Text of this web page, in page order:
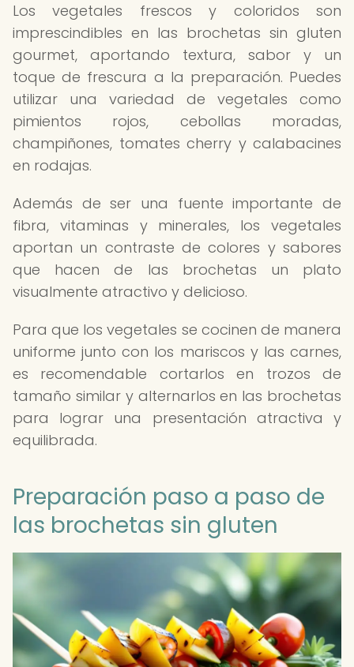
Los vegetales frescos y coloridos son
imprescindibles en las brochetas sin gluten
gourmet, aportando textura, sabor y un
toque de frescura a la preparación. Puedes
utilizar una variedad de vegetales como
pimientos rojos, cebollas moradas,
champiñones, tomates cherry y calabacines
en rodajas.
Además de ser una fuente importante de
fibra, vitaminas y minerales, los vegetales
aportan un contraste de colores y sabores
que hacen de las brochetas un plato
visualmente atractivo y delicioso.
Para que los vegetales se cocinen de manera
uniforme junto con los mariscos y las carnes,
es recomendable cortarlos en trozos de
tamaño similar y alternarlos en las brochetas
para lograr una presentación atractiva y
equilibrada.
Preparación paso a paso de
las brochetas sin gluten